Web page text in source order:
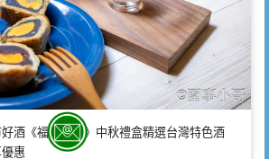
酒《福滿銀河》中秋禮盒精選台灣特色酒
惠